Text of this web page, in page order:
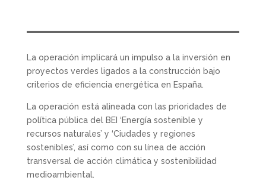
La operación implicará un impulso a la inversión en
proyectos verdes ligados a la construcción bajo
criterios de eficiencia energética en España.
La operación está alineada con las prioridades de
política pública del BEI ‘Energía sostenible y
recursos naturales’ y ‘Ciudades y regiones
sostenibles’, así como con su línea de acción
transversal de acción climática y sostenibilidad
medioambiental.